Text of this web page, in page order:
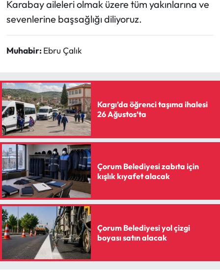
Karabay aileleri olmak üzere tüm yakınlarına ve
sevenlerine başsağlığı diliyoruz.
Muhabir: Ebru Çalık
Kargı’da öğrenci taşıma ihalesi
26 Ağustos’ta
Çorum Belediyesi zabıta için
kışlık kıyafet alacak
Çorum Belediyesi yol çizgi
boyası satın alacak
Resmi Reklam
Sağlık
Spor
Sungurlu Haberleri
Turizm
Uğurludağ Haberleri
Yaşam
Yayla Haber
Yemek Tarifleri
Yerel Haberler